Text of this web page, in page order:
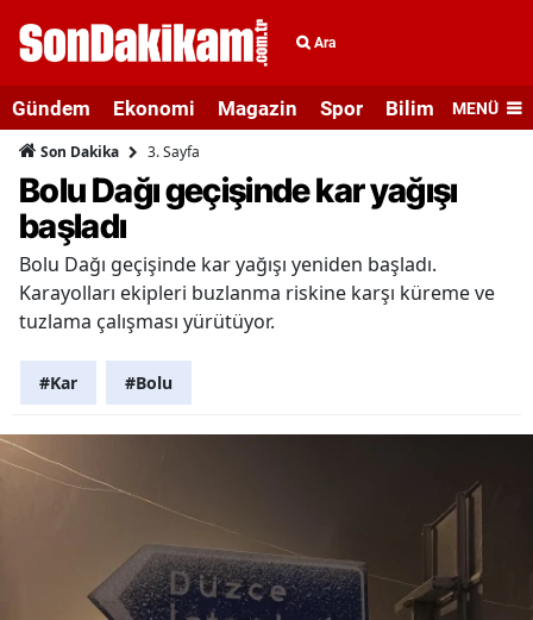
Ara
Gündem Ekonomi Magazin Spor Bilim veMENÜ
Son Dakika 3. Sayfa
Bolu Dağı geçişinde kar yağışı
başladı
Bolu Dağı geçişinde kar yağışı yeniden başladı.
Karayolları ekipleri buzlanma riskine karşı küreme ve
tuzlama çalışması yürütüyor.
#Kar #Bolu